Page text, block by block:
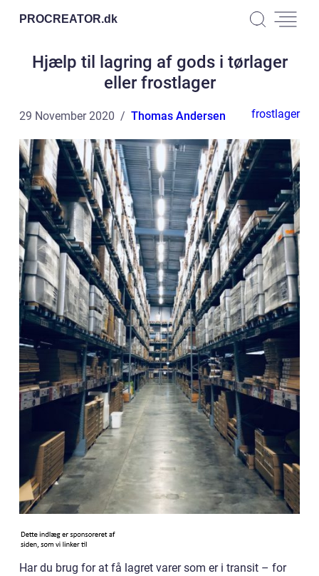
PROCREATOR.dk
Hjælp til lagring af gods i tørlager
eller frostlager
29 November 2020 Thomas Andersen frostlager
Har du brug for at få lagret varer som er i transit – for